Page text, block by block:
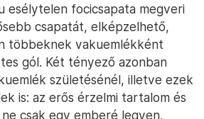
esélytelen focicsapata megveri
csapatát, elképzelhető,
többeknek vakuemlékként
gól. Két tényező azonban
születésénél, illetve ezek
is: az erős érzelmi tartalom és
csak egy emberé legyen,